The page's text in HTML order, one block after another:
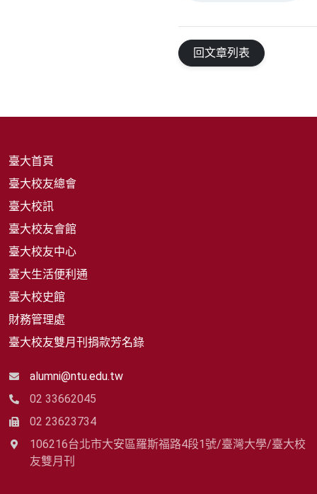
回文章列表
臺大首頁
臺大校友總會
臺大校訊
臺大校友會館
臺大校友中心
臺大生活便利通
臺大校史館
財務管理處
臺大校友雙月刊捐款芳名錄
alumni@ntu.edu.tw
02 33662045
02 23623734
106216台北市大安區羅斯福路4段1號/臺灣大學/臺大校
友雙月刊